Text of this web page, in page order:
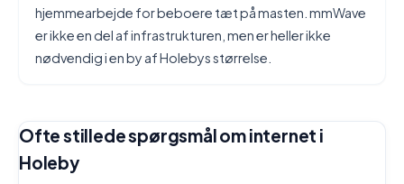
hjemmearbejde for beboere tæt på masten. mmWave
er ikke en del af infrastrukturen, men er heller ikke
nødvendig i en by af Holebys størrelse.
Ofte stillede spørgsmål om internet i
Holeby